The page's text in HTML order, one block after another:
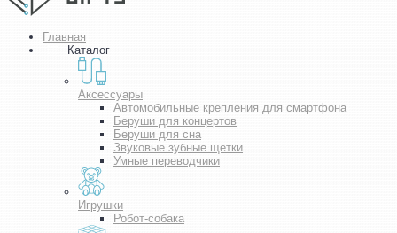
Главная
Каталог
Аксессуары
Автомобильные крепления для смартфона
Беруши для концертов
Беруши для сна
Звуковые зубные щетки
Умные переводчики
Игрушки
Робот-собака